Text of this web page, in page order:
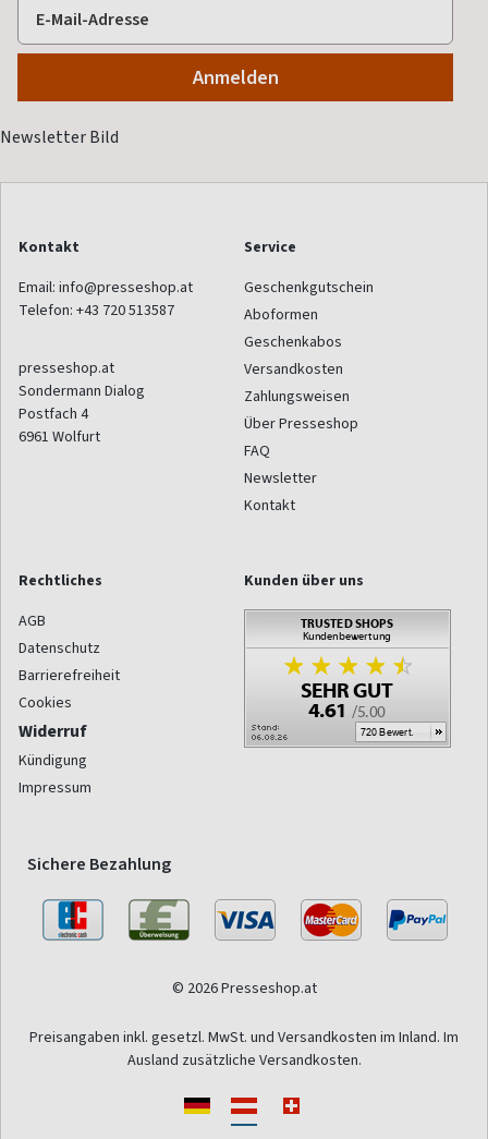
Kontakt
Email: info@presseshop.at
Telefon: +43 720 513587
presseshop.at
Sondermann Dialog
Postfach 4
6961 Wolfurt
Service
Geschenkgutschein
Aboformen
Geschenkabos
Versandkosten
Zahlungsweisen
Über Presseshop
FAQ
Newsletter
Kontakt
Rechtliches
AGB
Datenschutz
Barrierefreiheit
Cookies
Widerruf
Kündigung
Impressum
Kunden über uns
Sichere Bezahlung
© 2026 Presseshop.at
Preisangaben inkl. gesetzl. MwSt. und Versandkosten im Inland. Im
Ausland zusätzliche Versandkosten.